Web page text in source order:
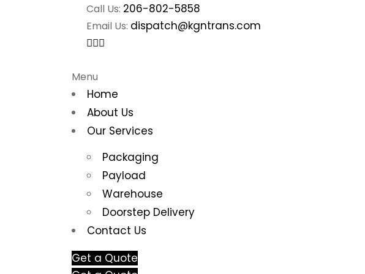
Call Us: 206-802-5858
Email Us: dispatch@kgntrans.com
Menu
Home
About Us
Our Services
Packaging
Payload
Warehouse
Doorstep Delivery
Contact Us
Get a Quote